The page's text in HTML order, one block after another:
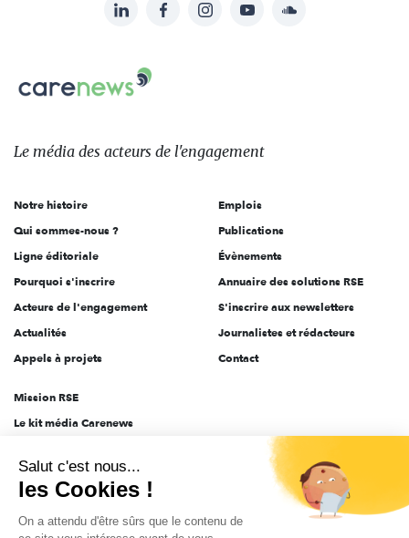
sur:
Le
des
l'engagement
Le média des acteurs de l'engagement
Notre histoire
Qui sommes-nous ?
Ligne éditoriale
Pourquoi s'inscrire
Acteurs de l'engagement
Actualités
Appels à projets
Emplois
Publications
Évènements
Annuaire des solutions RSE
S'inscrire aux newsletters
Journalistes et rédacteurs
Contact
Mission RSE
Le kit média Carenews
AEF info
Novethic
PRODURABLE
Salut c'est nous...
les Cookies !
On a attendu d'être sûrs que le contenu de